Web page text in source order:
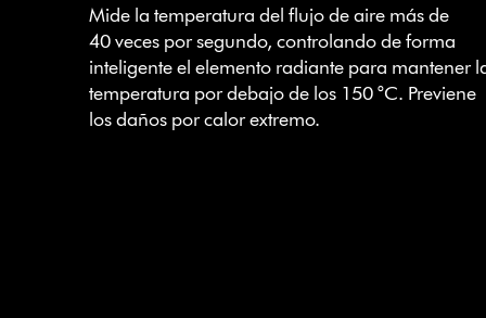
Mide la temperatura del flujo de aire más de
40 veces por segundo, controlando de forma
inteligente el elemento radiante para mantener
temperatura por debajo de los 150 °C. Previene
los daños por calor extremo.